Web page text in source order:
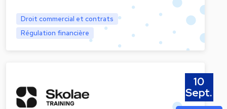
Droit commercial et contrats
Régulation financière
10
Sept.